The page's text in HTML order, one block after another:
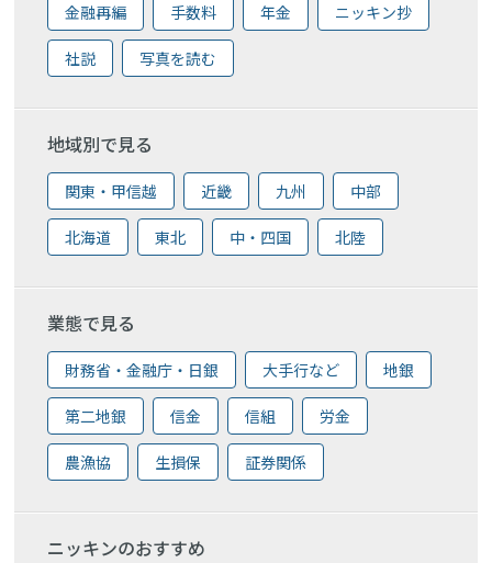
金融再編 手数料 年金 ニッキン抄
社説 写真を読む
地域別で見る
関東・甲信越 近畿 九州 中部
北海道 東北 中・四国 北陸
業態で見る
財務省・金融庁・日銀 大手行など 地銀
第二地銀 信金 信組 労金
農漁協 生損保 証券関係
ニッキンのおすすめ